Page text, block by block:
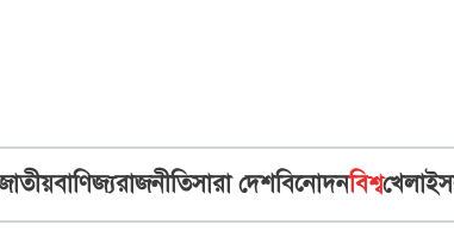
বাণিজ্যরাজনীতিসারা দেশবিনোদনবিশ্বখেলা